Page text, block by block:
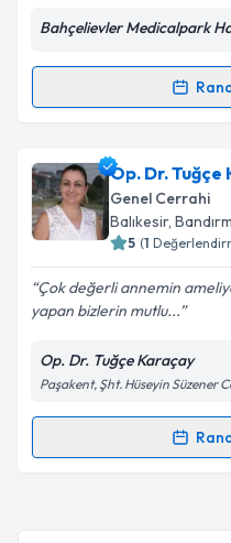
Kişisel verilerimin
Takvim
Bahçelievler Medicalpark
Randevu Takvimi
Doç. Dr.
randevu takvimi talebi
randevu almanız için
posta ile
E-posta Adresiniz
Kişisel verilerimin
Metni'ni okudum
kapsamda
Op. Dr. Tuğçe
Genel Cerrahi
Balıkesir,
5 (1
Çok değerli annemin
yapan bizlerin mutlu...
Op. Dr. Tuğçe Karaçay
Paşakent, Şht. Hüseyin Süzener
Randevu Takvimi